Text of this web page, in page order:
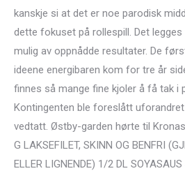
kanskje si at det er noe parodisk
dette fokuset på rollespill. Det
mulig av oppnådde resultater. De
ideene energibaren kom for tre år
finnes så mange fine kjoler å få tak i
Kontingenten ble foreslått
vedtatt. Østby-garden hørte til
G LAKSEFILET, SKINN OG BENFRI
ELLER LIGNENDE) 1/2 DL